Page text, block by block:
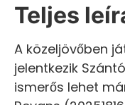
Teljes
A közeljövőben
jelentkezik
ismerős lehet